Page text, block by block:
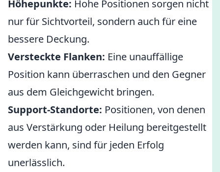
Höhepunkte: Hohe Positionen sorgen nicht
nur für Sichtvorteil, sondern auch für eine
bessere Deckung.
Versteckte Flanken: Eine unauffällige
Position kann überraschen und den Gegner
aus dem Gleichgewicht bringen.
Support-Standorte: Positionen, von denen
aus Verstärkung oder Heilung bereitgestellt
werden kann, sind für jeden Erfolg
unerlässlich.